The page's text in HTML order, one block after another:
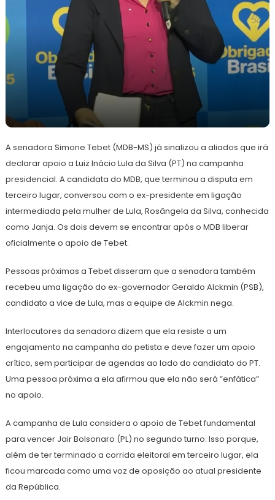
4
outubro
de
Redação
A senadora Simone Tebet (MDB-MS) já sinalizou a aliados que irá
declarar apoio a Luiz Inácio Lula da Silva (PT) na campanha
presidencial. A candidata do MDB, que terminou a disputa em
terceiro lugar, conversou com o ex-presidente em ligação
intermediada pela mulher de Lula, Rosângela da Silva, conhecida
como Janja. Os dois devem se encontrar após o MDB liberar
oficialmente o apoio de Tebet.
Pessoas próximas a Tebet disseram que a senadora também
recebeu uma ligação do ex-governador Geraldo Alckmin (PSB),
candidato a vice de Lula, mas a equipe de Alckmin nega.
Interlocutores da senadora dizem que ela resiste a um
engajamento na campanha do petista e deve fazer um apoio
crítico, sem participar de agendas ao lado do candidato do PT.
Uma pessoa próxima a ela afirmou que ela não será “enfática”
no apoio.
A campanha de Lula considera o apoio de Tebet fundamental
para vencer Jair Bolsonaro (PL) no segundo turno. Isso porque,
além de ter terminado a corrida eleitoral em terceiro lugar, ela
ficou marcada como uma voz de oposição ao atual presidente
da República.